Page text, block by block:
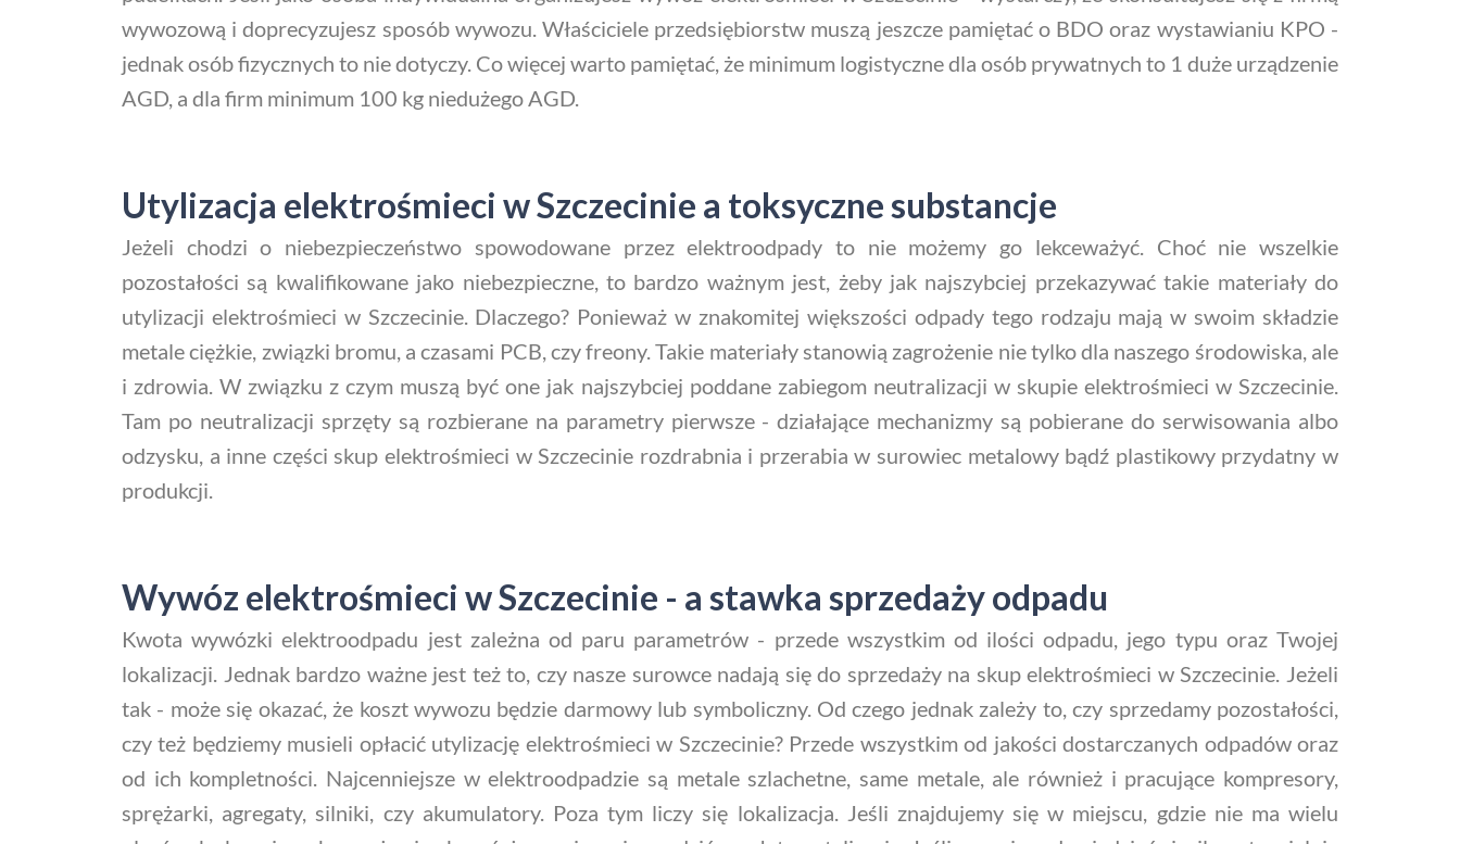
wywozową i doprecyzujesz sposób wywozu. Właściciele przedsiębiorstw muszą jeszcze pamiętać o BDO oraz wystawianiu KPO -
jednak osób fizycznych to nie dotyczy. Co więcej warto pamiętać, że minimum logistyczne dla osób prywatnych to 1 duże urządzenie
AGD, a dla firm minimum 100 kg niedużego AGD.
Utylizacja elektrośmieci w Szczecinie a toksyczne substancje
Jeżeli chodzi o niebezpieczeństwo spowodowane przez elektroodpady to nie możemy go lekceważyć. Choć nie wszelkie
pozostałości są kwalifikowane jako niebezpieczne, to bardzo ważnym jest, żeby jak najszybciej przekazywać takie materiały do
utylizacji elektrośmieci w Szczecinie. Dlaczego? Ponieważ w znakomitej większości odpady tego rodzaju mają w swoim składzie
metale ciężkie, związki bromu, a czasami PCB, czy freony. Takie materiały stanowią zagrożenie nie tylko dla naszego środowiska, ale
i zdrowia. W związku z czym muszą być one jak najszybciej poddane zabiegom neutralizacji w skupie elektrośmieci w Szczecinie.
Tam po neutralizacji sprzęty są rozbierane na parametry pierwsze - działające mechanizmy są pobierane do serwisowania albo
odzysku, a inne części skup elektrośmieci w Szczecinie rozdrabnia i przerabia w surowiec metalowy bądź plastikowy przydatny w
produkcji.
Wywóz elektrośmieci w Szczecinie - a stawka sprzedaży odpadu
Kwota wywózki elektroodpadu jest zależna od paru parametrów - przede wszystkim od ilości odpadu, jego typu oraz Twojej
lokalizacji. Jednak bardzo ważne jest też to, czy nasze surowce nadają się do sprzedaży na skup elektrośmieci w Szczecinie. Jeżeli
tak - może się okazać, że koszt wywozu będzie darmowy lub symboliczny. Od czego jednak zależy to, czy sprzedamy pozostałości,
czy też będziemy musieli opłacić utylizację elektrośmieci w Szczecinie? Przede wszystkim od jakości dostarczanych odpadów oraz
od ich kompletności. Najcenniejsze w elektroodpadzie są metale szlachetne, same metale, ale również i pracujące kompresory,
sprężarki, agregaty, silniki, czy akumulatory. Poza tym liczy się lokalizacja. Jeśli znajdujemy się w miejscu, gdzie nie ma wielu